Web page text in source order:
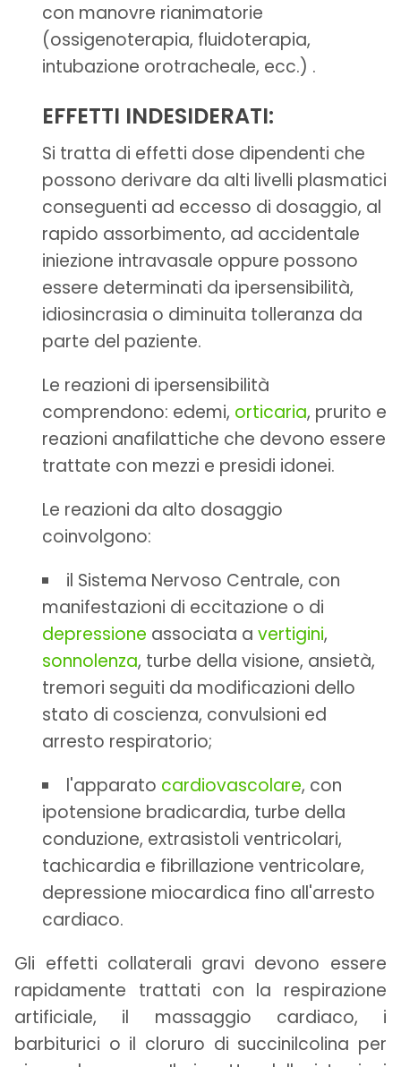
con manovre rianimatorie
(ossigenoterapia, fluidoterapia,
intubazione orotracheale, ecc.) .
EFFETTI INDESIDERATI:
Si tratta di effetti dose dipendenti che
possono derivare da alti livelli plasmatici
conseguenti ad eccesso di dosaggio, al
rapido assorbimento, ad accidentale
iniezione intravasale oppure possono
essere determinati da ipersensibilità,
idiosincrasia o diminuita tolleranza da
parte del paziente.
Le reazioni di ipersensibilità
comprendono: edemi, orticaria, prurito e
reazioni anafilattiche che devono essere
trattate con mezzi e presidi idonei.
Le reazioni da alto dosaggio
coinvolgono:
il Sistema Nervoso Centrale, con
manifestazioni di eccitazione o di
depressione associata a vertigini,
sonnolenza, turbe della visione, ansietà,
tremori seguiti da modificazioni dello
stato di coscienza, convulsioni ed
arresto respiratorio;
l'apparato cardiovascolare, con
ipotensione bradicardia, turbe della
conduzione, extrasistoli ventricolari,
tachicardia e fibrillazione ventricolare,
depressione miocardica fino all'arresto
cardiaco.
Gli effetti collaterali gravi devono essere
rapidamente trattati con la respirazione
artificiale, il massaggio cardiaco, i
barbiturici o il cloruro di succinilcolina per